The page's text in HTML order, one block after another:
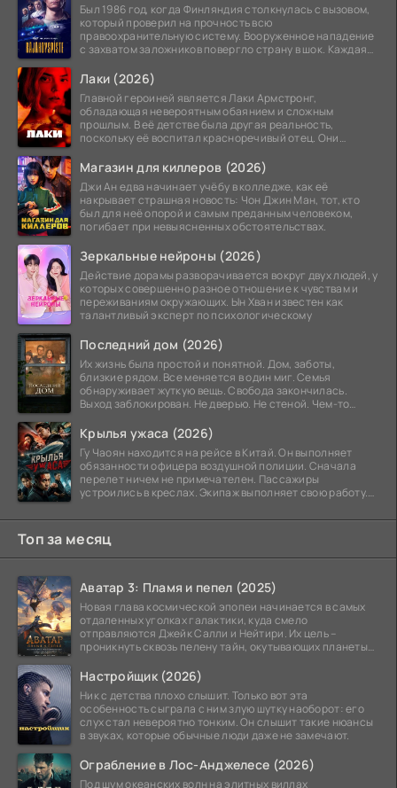
Был 1986 год, когда Финляндия столкнулась с вызовом,
который проверил на прочность всю
правоохранительную систему. Вооруженное нападение
с захватом заложников повергло страну в шок. Каждая
Лаки (2026)
Главной героиней является Лаки Армстронг,
обладающая невероятным обаянием и сложным
прошлым. В её детстве была другая реальность,
поскольку её воспитал красноречивый отец. Они
Магазин для киллеров (2026)
Джи Ан едва начинает учёбу в колледже, как её
накрывает страшная новость: Чон Джин Ман, тот, кто
был для неё опорой и самым преданным человеком,
погибает при невыясненных обстоятельствах.
Зеркальные нейроны (2026)
Действие дорамы разворачивается вокруг двух людей, у
которых совершенно разное отношение к чувствам и
переживаниям окружающих. Ын Хван известен как
талантливый эксперт по психологическому
Последний дом (2026)
Их жизнь была простой и понятной. Дом, заботы,
близкие рядом. Все меняется в один миг. Семья
обнаруживает жуткую вещь. Свобода закончилась.
Выход заблокирован. Не дверью. Не стеной. Чем-то
Крылья ужаса (2026)
Гу Чаоян находится на рейсе в Китай. Он выполняет
обязанности офицера воздушной полиции. Сначала
перелет ничем не примечателен. Пассажиры
устроились в креслах. Экипаж выполняет свою работу.
Топ за месяц
Аватар 3: Пламя и пепел (2025)
Новая глава космической эпопеи начинается в самых
отдаленных уголках галактики, куда смело
отправляются Джейк Салли и Нейтири. Их цель –
проникнуть сквозь пелену тайн, окутывающих планеты
Настройщик (2026)
Ник с детства плохо слышит. Только вот эта
особенность сыграла с ним злую шутку наоборот: его
слух стал невероятно тонким. Он слышит такие нюансы
в звуках, которые обычные люди даже не замечают.
Ограбление в Лос-Анджелесе (2026)
Под шум океанских волн на элитных виллах